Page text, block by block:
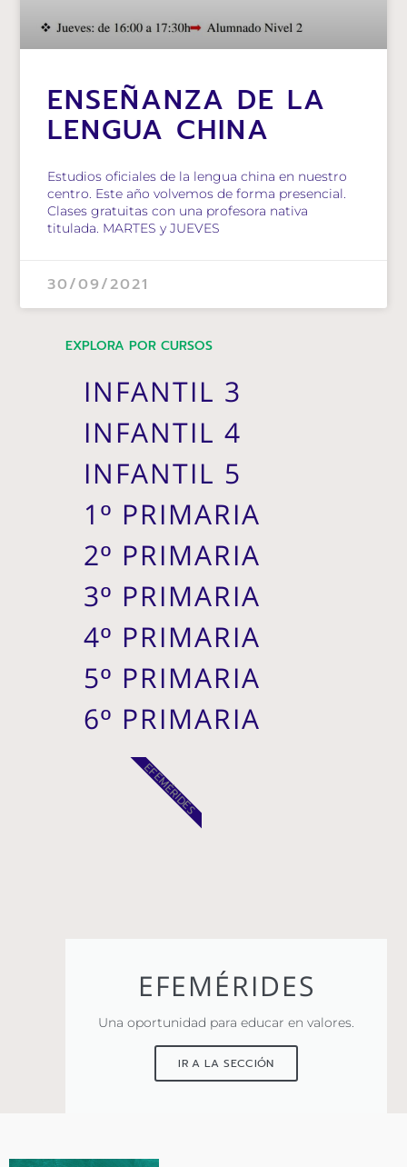
ENSEÑANZA DE LA
LENGUA CHINA
Estudios oficiales de la lengua china en nuestro
centro. Este año volvemos de forma presencial.
Clases gratuitas con una profesora nativa
titulada. MARTES y JUEVES
30/09/2021
EXPLORA POR CURSOS
INFANTIL 3
INFANTIL 4
INFANTIL 5
1º PRIMARIA
2º PRIMARIA
3º PRIMARIA
4º PRIMARIA
5º PRIMARIA
6º PRIMARIA
EFEMÉRIDES
Una oportunidad para educar en valores.
IR A LA SECCIÓN
EFEMÉRIDES